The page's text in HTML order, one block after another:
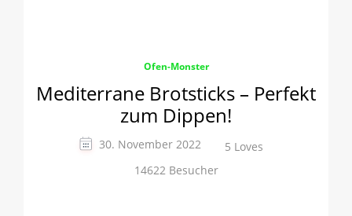
Ofen-Monster
Mediterrane Brotsticks – Perfekt
zum Dippen!
30. November 2022
5 Loves
14622 Besucher